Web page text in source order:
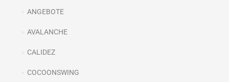
ANGEBOTE
AVALANCHE
CALIDEZ
COCOONSWING